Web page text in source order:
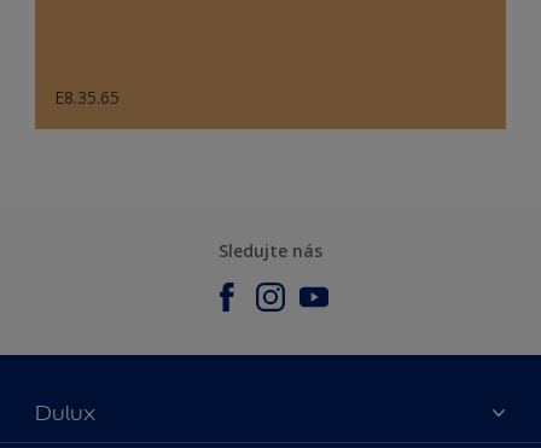
E8.35.65
Sledujte nás
Dulux